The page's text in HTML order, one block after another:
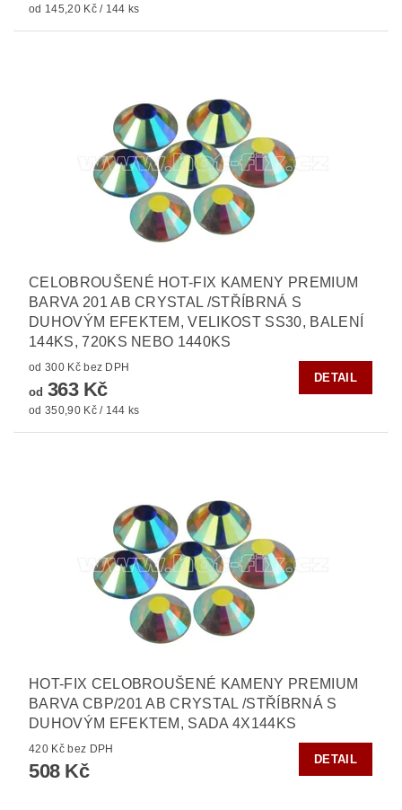
od 145,20 Kč / 144 ks
CELOBROUŠENÉ HOT-FIX KAMENY PREMIUM
BARVA 201 AB CRYSTAL /STŘÍBRNÁ S
DUHOVÝM EFEKTEM, VELIKOST SS30, BALENÍ
144KS, 720KS NEBO 1440KS
od 300 Kč bez DPH
od 363 Kč
od 350,90 Kč / 144 ks
DETAIL
HOT-FIX CELOBROUŠENÉ KAMENY PREMIUM
BARVA CBP/201 AB CRYSTAL /STŘÍBRNÁ S
DUHOVÝM EFEKTEM, SADA 4X144KS
420 Kč bez DPH
508 Kč
DETAIL